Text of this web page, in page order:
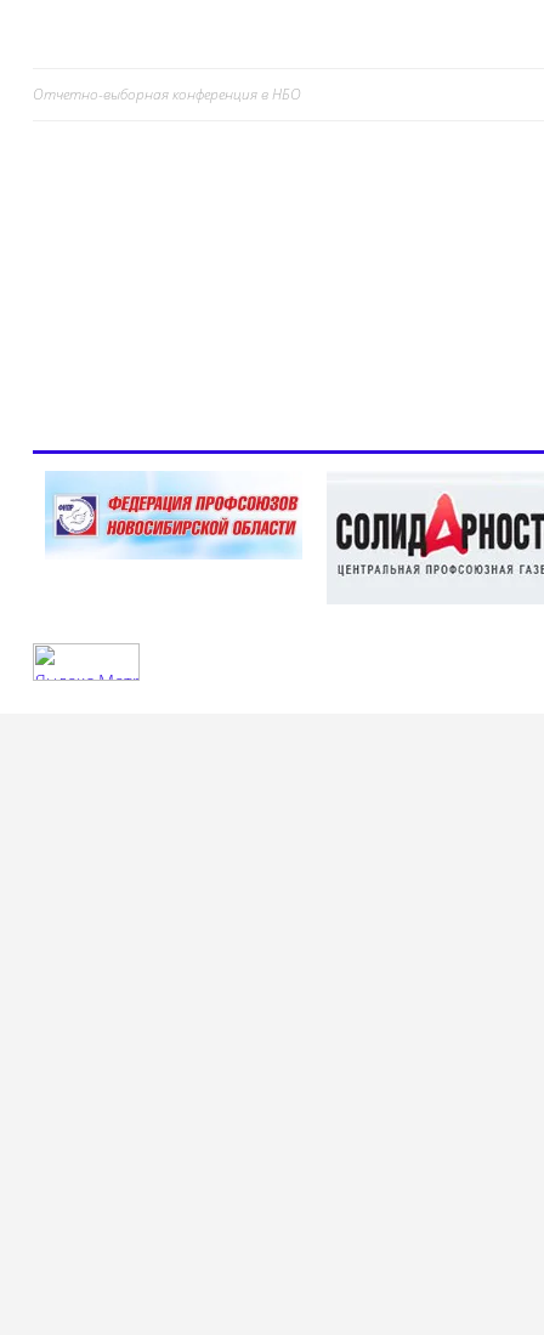
Навигация
Отчетно-выборная конференция в НБО